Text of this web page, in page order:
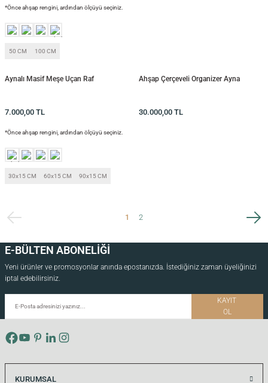
*Önce ahşap rengini, ardından ölçüyü seçiniz.
50 CM 100 CM
Aynalı Masif Meşe Uçan Raf
7.000,00 TL
*Önce ahşap rengini, ardından ölçüyü seçiniz.
30x15 CM 60x15 CM 90x15 CM
Ahşap Çerçeveli Organizer Ayna
30.000,00 TL
1 2
E-BÜLTEN ABONELİĞİ
Yeni ürünler ve promosyonlar anında epostanızda. İstediğiniz zaman üyeliğinizi
iptal edebilirsiniz.
KAYIT
OL
KURUMSAL